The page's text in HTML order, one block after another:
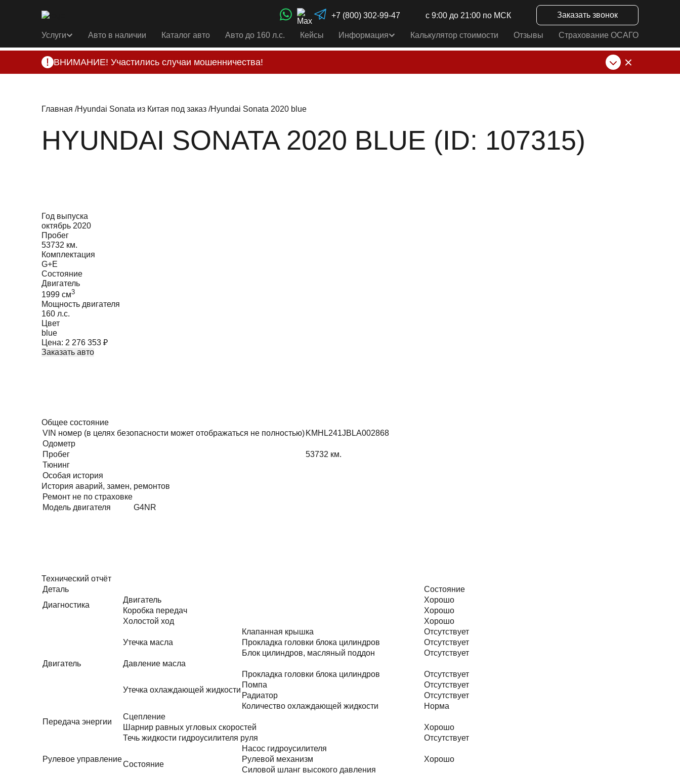
+7 (800) 302-99-47 с 9:00 до 21:00 по МСК Заказать звонок
Услуги Авто в наличии Каталог авто Авто до 160 л.с. Кейсы Информация Калькулятор стоимости Отзывы Страхование ОСАГО
ВНИМАНИЕ! Участились случаи мошенничества!
Главная Hyundai Sonata из Китая под заказ Hyundai Sonata 2020 blue
HYUNDAI SONATA 2020 BLUE (ID: 107315)
Год выпуска
октябрь 2020
Пробег
53732 км.
Комплектация
G+E
Состояние
Двигатель
1999 cм3
Мощность двигателя
160 л.с.
Цвет
blue
Цена: 2 276 353 ₽
Заказать авто
Общее состояние
VIN номер (в целях безопасности может отображаться не полностью) KMHL241JBLA002868
Одометр
Пробег
53732 км.
Тюнинг
Особая история
История аварий, замен, ремонтов
Ремонт не по страховке
Модель двигателя
G4NR
Технический отчёт
Деталь
Состояние
Диагностика
Двигатель
Хорошо
Коробка передач
Хорошо
Двигатель
Холостой ход Хорошо
Утечка масла
Клапанная крышка
Отсутствует
Прокладка головки блока цилиндров
Отсутствует
Блок цилиндров, масляный поддон
Отсутствует
Давление масла
Утечка охлаждающей жидкости
Прокладка головки блока цилиндров
Отсутствует
Помпа
Отсутствует
Радиатор
Отсутствует
Количество охлаждающей жидкости
Норма
Передача энергии
Сцепление
Шарнир равных угловых скоростей
Хорошо
Рулевое управление
Течь жидкости гидроусилителя руля Отсутствует
Состояние
Насос гидроусилителя
Рулевой механизм
Хорошо
Силовой шланг высокого давления